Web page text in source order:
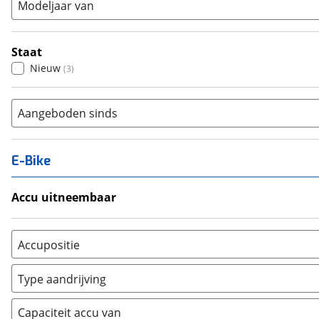
Modeljaar van
Staat
Nieuw (3)
Aangeboden sinds
E-Bike
Accu uitneembaar
Nee, vast (0)
Accupositie
Bagagedrager (0)
Frame (0 )
Vloer (0
Type aandrijving
Achterwiel (0)
Capaciteit accu van